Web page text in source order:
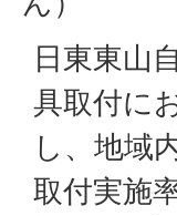
日東東山
具取付に
し、地域
取付実施